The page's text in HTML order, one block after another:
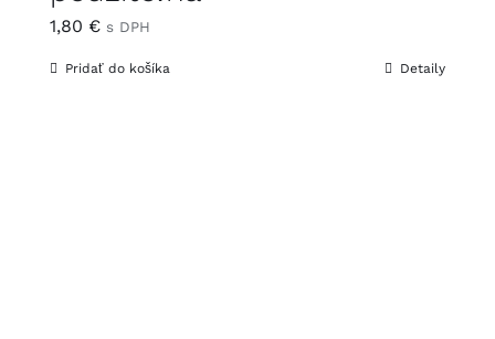
1,80 € s DPH
Pridať do košíka Detaily